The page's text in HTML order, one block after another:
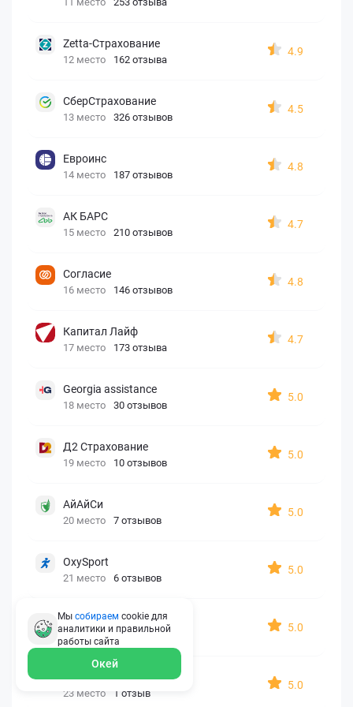
Zetta-Страхование
12 место 162 отзыва
4.9
СберСтрахование
13 место 326 отзывов
4.5
Евроинс
14 место 187 отзывов
4.8
АК БАРС
15 место 210 отзывов
4.7
Согласие
16 место 146 отзывов
4.8
Капитал Лайф
17 место 173 отзыва
4.7
Georgia assistance
18 место 30 отзывов
5.0
Д2 Страхование
19 место 10 отзывов
5.0
АйАйСи
20 место 7 отзывов
5.0
OxySport
21 место 6 отзывов
5.0
ERGO AXA
22 место 2 отзыва
5.0
Oxy Travel Premium
23 место 1 отзыв
5.0
Мы собираем cookie для
аналитики и правильной
работы сайта
Окей